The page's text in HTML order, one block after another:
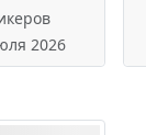
2026